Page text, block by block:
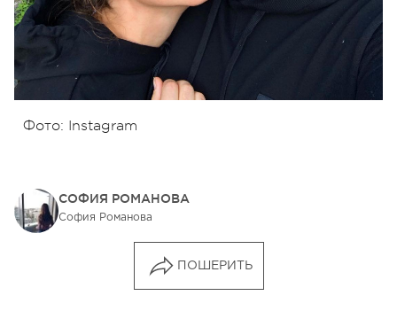
Фото: Instagram
СОФИЯ РОМАНОВА
София Романова
ПОШЕРИТЬ